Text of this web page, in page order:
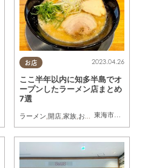
お店
東海市
,知多市
2023.04.26
ここ半年以内に知多半島でオ
ープンしたラーメン店まとめ
7選
ラーメン,開店,家族,おひとりさま